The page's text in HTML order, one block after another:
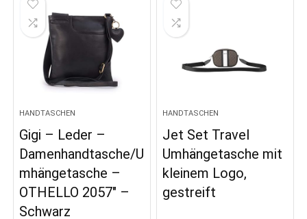
HANDTASCHEN
Gigi – Leder –
Damenhandtasche/U
mhängetasche –
OTHELLO 2057″ –
Schwarz
HANDTASCHEN
Jet Set Travel
Umhängetasche mit
kleinem Logo,
gestreift